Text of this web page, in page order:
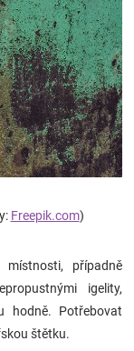
Freepik.com)
případně
igelity,
hodně. Potřebovat
štětku.